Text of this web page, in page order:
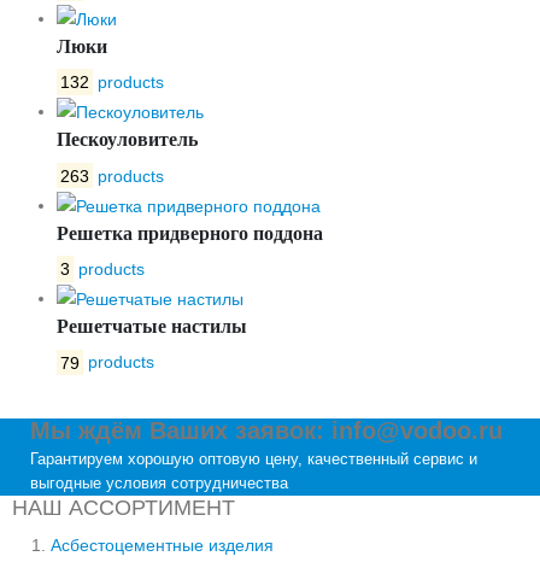
Люки
132 products
Пескоуловитель
263 products
Решетка придверного поддона
3 products
Решетчатые настилы
79 products
Мы ждём Ваших заявок: info@vodoo.ru
Гарантируем хорошую оптовую цену, качественный сервис и
выгодные условия сотрудничества
НАШ АССОРТИМЕНТ
Асбестоцементные изделия